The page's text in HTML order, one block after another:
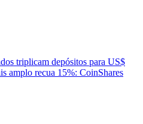
triplicam depósitos para US$
amplo recua 15%: CoinShares